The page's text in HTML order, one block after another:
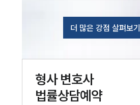
더 많은 강점 살펴보기
형사변호사
법률상담예약